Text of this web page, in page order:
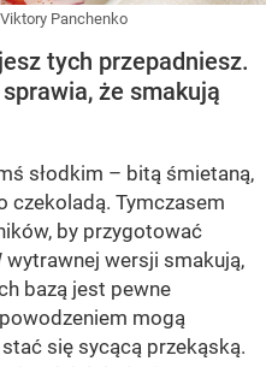
Viktory Panchenko
tych przepadniesz.
że smakują
słodkim – bitą śmietaną,
czekoladą. Tymczasem
by przygotować
wytrawnej wersji smakują,
bazą jest pewne
mogą
się sycącą przekąską.